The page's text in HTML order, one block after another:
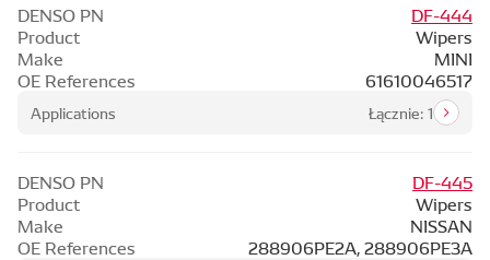
DENSO PN
DF-444
Product
Wipers
Make
MINI
Applications Łącznie: 1
OE References 61610046517
DENSO PN
DF-445
Product
Wipers
Make
NISSAN
OE References 288906PE2A, 288906PE3A